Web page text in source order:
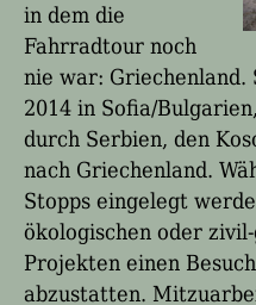
in dem die
Fahrradtour noch
nie war:
2014 in Sofia/
durch Serbien, den
nach Griechenland.
Stopps eingelegt
ökologischen oder
Projekten einen
abzustatten.